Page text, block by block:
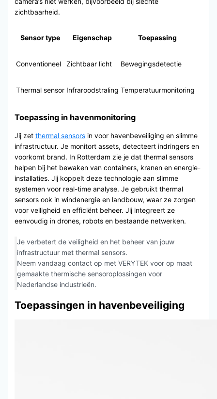
zichtbaarheid.
Sensor type Eigenschap Toepassing
Conventioneel Zichtbaar licht Bewegingsdetectie
Thermal sensor Infraroodstraling Temperatuurmonitoring
Toepassing in havenmonitoring
Jij zet thermal sensorsin voor havenbeveiliging en slimme
infrastructuur. Je monitort assets, detecteert indringers en
voorkomt brand. In Rotterdam zie je dat thermal sensors
helpen bij het bewaken van containers, kranen en energie-
installaties. Jij koppelt deze technologie aan slimme
systemen voor real-time analyse. Je gebruikt thermal
sensors ook in windenergie en landbouw, waar ze zorgen
voor veiligheid en efficiënt beheer. Jij integreert ze
eenvoudig in drones, robots en bestaande netwerken.
Je verbetert de veiligheid en het beheer van jouw
infrastructuur met thermal sensors.
Neem vandaag contact op met VERYTEK voor op maat
gemaakte thermische sensoroplossingen voor
Nederlandse industrieën.
Toepassingen in havenbeveiliging